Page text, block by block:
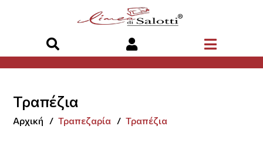
Τραπέζια
Αρχική Τραπεζαρία Τραπέζια